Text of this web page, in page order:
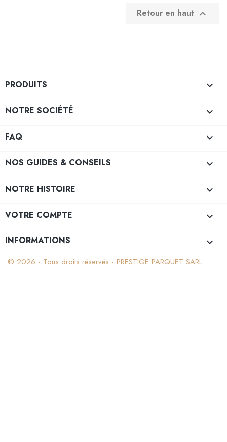
Retour en haut 
PRODUITS 
NOTRE SOCIÉTÉ 
FAQ 
NOS GUIDES & CONSEILS 
NOTRE HISTOIRE 
VOTRE COMPTE 
INFORMATIONS keyboard_arrow_down
© 2026 - Tous droits réservés - PRESTIGE PARQUET SARL